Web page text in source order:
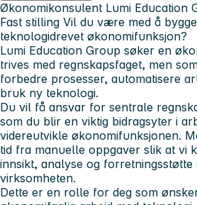
Økonomikonsulent Lumi Education
Fast stilling Vil du være med å
teknologidrevet økonomifunksjon?
Lumi Education Group søker en
trives med regnskapsfaget, men
forbedre prosesser, automatisere
bruk ny teknologi.
Du vil få ansvar for sentrale
som du blir en viktig bidragsyter i
videreutvikle økonomifunksjonen.
tid fra manuelle oppgaver slik at vi
innsikt, analyse og
virksomheten.
Dette er en rolle for deg som